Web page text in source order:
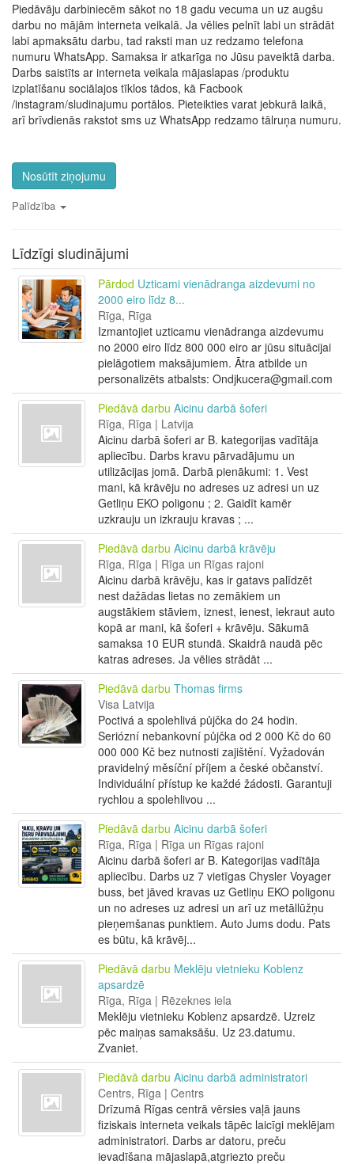
Piedāvāju darbiniecēm sākot no 18 gadu vecuma un uz augšu
darbu no mājām interneta veikalā. Ja vēlies pelnīt labi un strādāt
labi apmaksātu darbu, tad raksti man uz redzamo telefona
numuru WhatsApp. Samaksa ir atkarīga no Jūsu paveiktā darba.
Darbs saistīts ar interneta veikala mājaslapas /produktu
izplatīšanu sociālajos tīklos tādos, kā Facbook
/instagram/sludinajumu portālos. Pieteikties varat jebkurā laikā,
arī brīvdienās rakstot sms uz WhatsApp redzamo tālruņa numuru.
Nosūtīt ziņojumu
Palīdzība
Līdzīgi sludinājumi
Pārdod Uzticami vienādranga aizdevumi no
2000 eiro līdz 8...
Rīga, Rīga
Izmantojiet uzticamu vienādranga aizdevumu
no 2000 eiro līdz 800 000 eiro ar jūsu situācijai
pielāgotiem maksājumiem. Ātra atbilde un
personalizēts atbalsts: Ondjkucera@gmail.com
Piedāvā darbu Aicinu darbā šoferi
Rīga, Rīga | Latvija
Aicinu darbā šoferi ar B. kategorijas vadītāja
apliecību. Darbs kravu pārvadājumu un
utilizācijas jomā. Darbā pienākumi: 1. Vest
mani, kā krāvēju no adreses uz adresi un uz
Getliņu EKO poligonu ; 2. Gaidīt kamēr
uzkrauju un izkrauju kravas ; ...
Piedāvā darbu Aicinu darbā krāvēju
Rīga, Rīga | Rīga un Rīgas rajoni
Aicinu darbā krāvēju, kas ir gatavs palīdzēt
nest dažādas lietas no zemākiem un
augstākiem stāviem, iznest, ienest, iekraut auto
kopā ar mani, kā šoferi + krāvēju. Sākumā
samaksa 10 EUR stundā. Skaidrā naudā pēc
katras adreses. Ja vēlies strādāt ...
Piedāvā darbu Thomas firms
Visa Latvija
Poctivá a spolehlivá půjčka do 24 hodin.
Seriózní nebankovní půjčka od 2 000 Kč do 60
000 000 Kč bez nutnosti zajištění. Vyžadován
pravidelný měsíční příjem a české občanství.
Individuální přístup ke každé žádosti. Garantuji
rychlou a spolehlivou ...
Piedāvā darbu Aicinu darbā šoferi
Rīga, Rīga | Rīga un Rīgas rajoni
Aicinu darbā šoferi ar B. Kategorijas vadītāja
apliecību. Darbs uz 7 vietīgas Chysler Voyager
buss, bet jāved kravas uz Getliņu EKO poligonu
un no adreses uz adresi un arī uz metāllūžņu
pieņemšanas punktiem. Auto Jums dodu. Pats
es būtu, kā krāvēj...
Piedāvā darbu Meklēju vietnieku Koblenz
apsardzē
Rīga, Rīga | Rēzeknes iela
Meklēju vietnieku Koblenz apsardzē. Uzreiz
pēc maiņas samaksāšu. Uz 23.datumu.
Zvaniet.
Piedāvā darbu Aicinu darbā administratori
Centrs, Rīga | Centrs
Drīzumā Rīgas centrā vērsies vaļā jauns
fiziskais interneta veikals tāpēc laicīgi meklējam
administratori. Darbs ar datoru, preču
ievadīšana mājaslapā,atgriezto preču